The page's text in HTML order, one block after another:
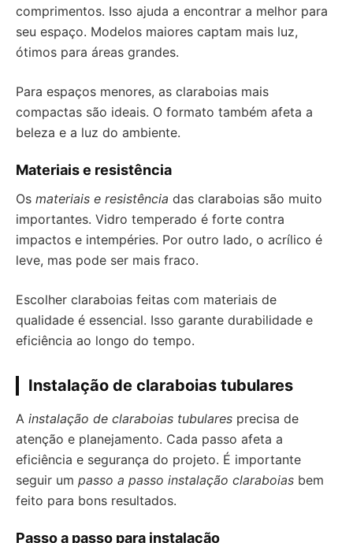
comprimentos. Isso ajuda a encontrar a melhor para
seu espaço. Modelos maiores captam mais luz,
ótimos para áreas grandes.
Para espaços menores, as claraboias mais
compactas são ideais. O formato também afeta a
beleza e a luz do ambiente.
Materiais e resistência
Os materiais e resistência das claraboias são muito
importantes. Vidro temperado é forte contra
impactos e intempéries. Por outro lado, o acrílico é
leve, mas pode ser mais fraco.
Escolher claraboias feitas com materiais de
qualidade é essencial. Isso garante durabilidade e
eficiência ao longo do tempo.
Instalação de claraboias tubulares
A instalação de claraboias tubulares precisa de
atenção e planejamento. Cada passo afeta a
eficiência e segurança do projeto. É importante
seguir um passo a passo instalação claraboias bem
feito para bons resultados.
Passo a passo para instalação